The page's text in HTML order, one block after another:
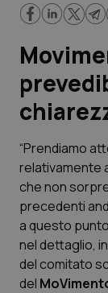
Governo e
Regioni e Asl
Lavoro e
Scienza e
Studi e
Lettere al
Edizioni
“Prendiamo
relativamente
che non
precedenti
a questo
nel dettaglio,
del comitato
del